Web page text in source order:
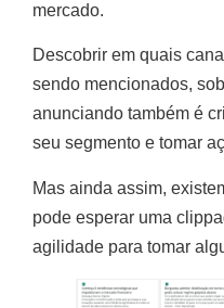
mercado.
Descobrir em quais
sendo mencionados,
anunciando também é
seu segmento e tomar
Mas ainda assim,
pode esperar uma
agilidade para tomar